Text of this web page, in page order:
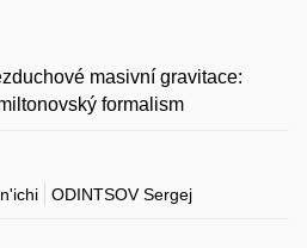
masivní gravitace:
formalism
ODINTSOV Sergej